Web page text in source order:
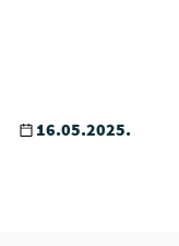
16.05.2025.